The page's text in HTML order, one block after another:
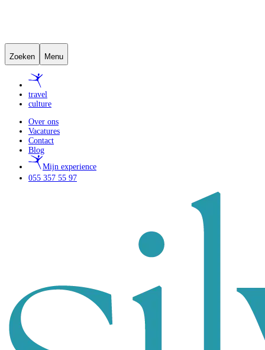
Zoeken Menu
travel
culture
Over ons
Vacatures
Contact
Blog
Mijn experience
055 357 55 97